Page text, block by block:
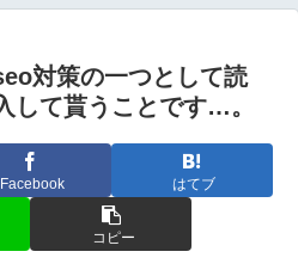
対策の一つとして読
して貰うことです…。
Facebook はてブ
コピー